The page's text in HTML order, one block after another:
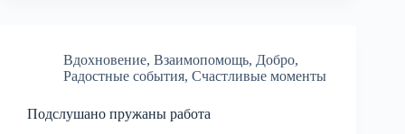
Вдохновение, Взаимопомощь, Добро,
Радостные события, Счастливые моменты
Подслушано пружаны работа